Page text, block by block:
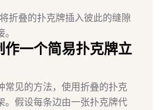
折叠的扑克牌插入彼此的缝隙
作一个简易扑克牌立
常见的方法，使用折叠的扑克
。假设每条边由一张扑克牌代